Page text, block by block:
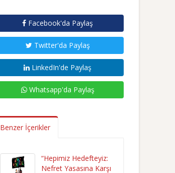
Facebook'da Paylaş
Twitter'da Paylaş
LinkedIn'de Paylaş
Whatsapp'da Paylaş
Benzer İçerikler
“Hepimiz Hedefteyiz:
Nefret Yasasına Karşı